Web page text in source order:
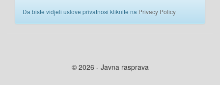
Da biste vidjeli uslove privatnosi kliknite na Privacy Policy
© 2026 - Javna rasprava